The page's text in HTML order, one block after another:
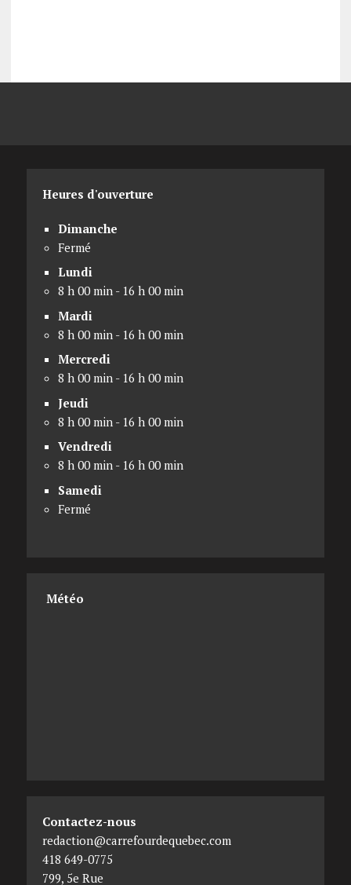
Heures d'ouverture
Dimanche
Fermé
Lundi
8 h 00 min - 16 h 00 min
Mardi
8 h 00 min - 16 h 00 min
Mercredi
8 h 00 min - 16 h 00 min
Jeudi
8 h 00 min - 16 h 00 min
Vendredi
8 h 00 min - 16 h 00 min
Samedi
Fermé
Météo
Contactez-nous
redaction@carrefourdequebec.com
418 649-0775
799, 5e Rue